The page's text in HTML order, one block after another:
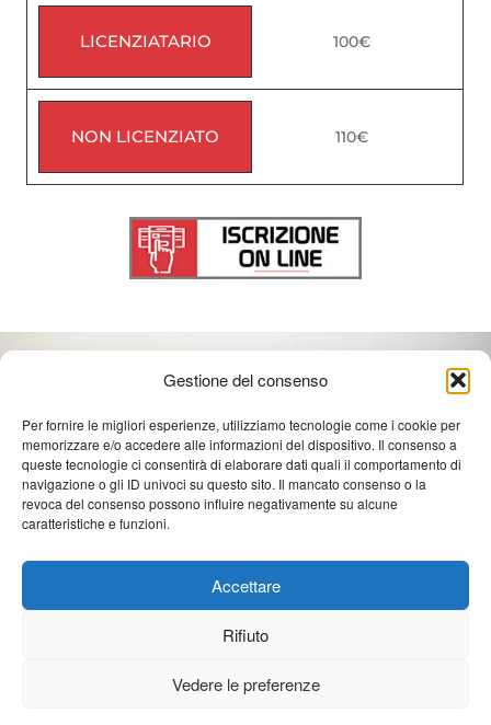
Gestione del consenso
Per fornire le migliori esperienze, utilizziamo tecnologie come i cookie per
memorizzare e/o accedere alle informazioni del dispositivo. Il consenso a
queste tecnologie ci consentirà di elaborare dati quali il comportamento di
navigazione o gli ID univoci su questo sito. Il mancato consenso o la
revoca del consenso possono influire negativamente su alcune
caratteristiche e funzioni.
Accettare
Rifiuto
Vedere le preferenze
LICENZIATARIO 100€
NON LICENZIATO 110€
REGISTRAZIONE E PAGAMENTO